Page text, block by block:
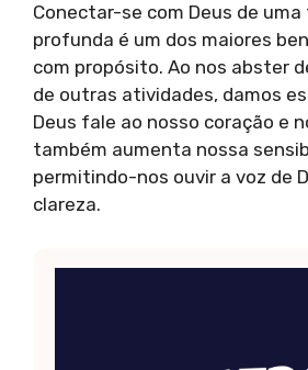
Conectar-se com Deus de
profunda é um dos maiores
com propósito. Ao nos abster
de outras atividades, damos
Deus fale ao nosso coração e
também aumenta nossa
permitindo-nos ouvir a voz de
clareza.